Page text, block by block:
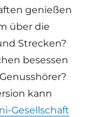
genießen
über die
Strecken?
besessen
kann
Gesellschaft